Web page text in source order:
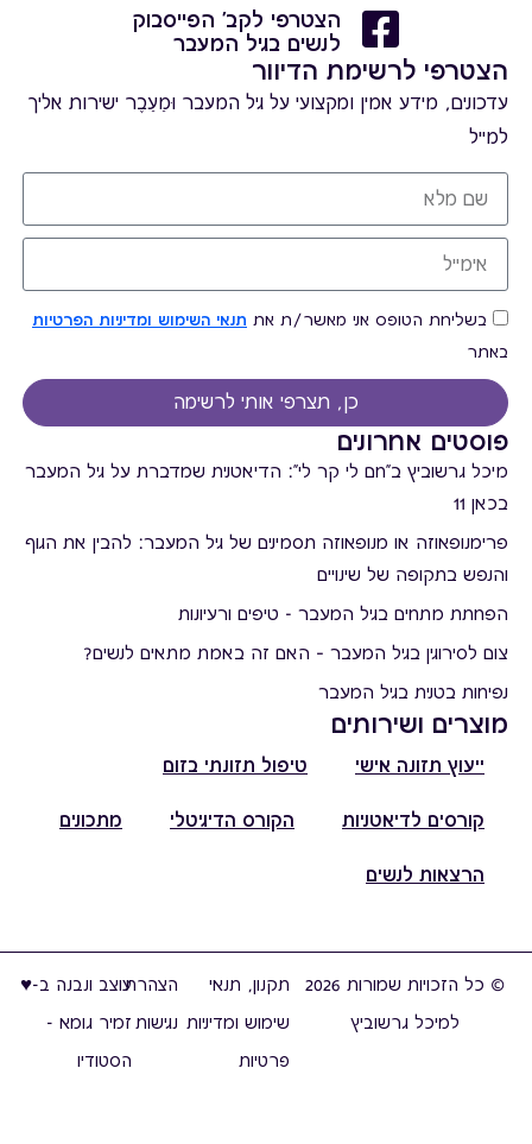
הצטרפי לקב' הפייסבוק
לנשים בגיל המעבר
פוסטים אחרונים
מיכל גרשוביץ ב"חם לי קר לי": הדיאטנית שמדברת על גיל המעבר
בכאן 11
פרימנופאוזה או מנופאוזה תסמינים של גיל המעבר: להבין את הגוף
והנפש בתקופה של שינויים
הפחתת מתחים בגיל המעבר - טיפים ורעיונות
צום לסירוגין בגיל המעבר – האם זה באמת מתאים לנשים?
נפיחות בטנית בגיל המעבר
מוצרים ושירותים
ייעוץ תזונה אישי טיפול תזונתי בזום
קורסים לדיאטניות הקורס הדיגיטלי מתכונים
הרצאות לנשים
הצטרפי לרשימת הדיוור
עדכונים, מידע אמין ומקצועי על גיל המעבר וּמֵעֵבֶר ישירות אליך
למייל
בשליחת הטופס אני מאשר/ת את תנאי השימוש ומדיניות הפרטיות
באתר
כן, תצרפי אותי לרשימה
© כל הזכויות שמורות 2026
למיכל גרשוביץ
תקנון, תנאי
שימוש ומדיניות
פרטיות
הצהרת
נגישות
עוצב ונבנה ב-♥︎
זמיר גומא -
הסטודיו